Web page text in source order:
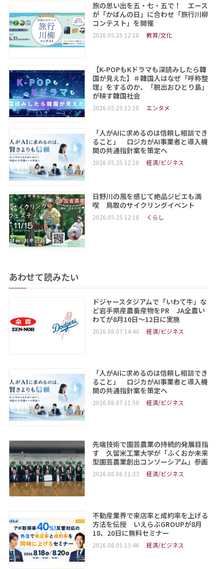
旅の思い出を五・七・五で！ エース
が「かばんの日」に合わせ「旅行川柳
コンテスト」を開催
2026.05.25 12:18 教育/文化
【K-POPもKドラマも深読みしたら韓
国が見えた】＃韓国人はなぜ「呼称整
理」をするのか、「脱出おひとり島」
が映す韓国社会
2026.05.25 12:18 エンタメ
「人がAIに求めるのは信頼し相談でき
ること」 ロジカがAI事業者と導入機
関の共通指針案を策定へ
2026.05.25 12:18 経済/ビジネス
日野川の風を感じて絶品ジビエも満
喫 鳥取のサイクリングイベント
2026.05.25 12:18 くらし
あわせて読みたい
ドジャースタジアムで「いわて牛」な
ど岩手県産農畜産物をPR JA全農い
わてが8月10日～12日に実施
2026.08.07 14:40 経済/ビジネス
「人がAIに求めるのは信頼し相談でき
ること」 ロジカがAI事業者と導入機
関の共通指針案を策定へ
2026.08.07 11:50 経済/ビジネス
先端技術で園芸農業の持続的発展目指
す 久留米工業大学が「ふくおか未来
型園芸農業創出コンソーシアム」参画
2026.08.06 11:33 経済/ビジネス
不動産業界で来店率と成約率を上げる
方法を伝授 いえらぶGROUPが8月
18、20日に無料セミナー
2026.08.05 15:46 経済/ビジネス